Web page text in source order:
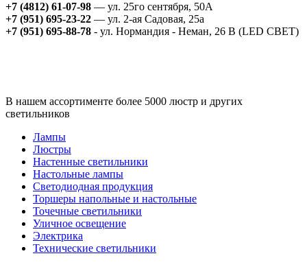
+7 (4812) 61-07-98 — ул. 25го сентября, 50А
+7 (951) 695-23-22 — ул. 2-ая Садовая, 25а
+7 (951) 695-88-78 - ул. Нормандия - Неман, 26 В (LED СВЕТ)
В нашем ассортименте более 5000 люстр и других
светильников
Лампы
Люстры
Настенные светильники
Настольные лампы
Светодиодная продукция
Торшеры напольные и настольные
Точечные светильники
Уличное освещение
Электрика
Технические светильники